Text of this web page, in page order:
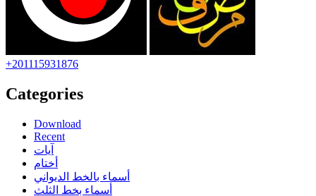
+201115931876
Categories
Download
Recent
آيات
أختام
أسماء بالخط الديواني
أسماء بخط الثلث